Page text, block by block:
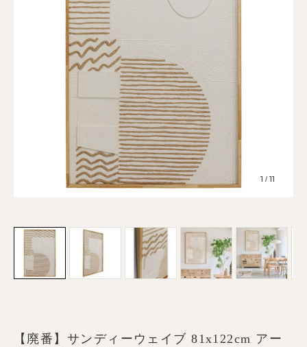
1 / 11
【廃番】サンディーウェイブ 81x122cm アー